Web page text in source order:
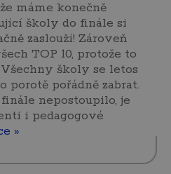
máme konečně
školy do finále si
zaslouží! Zároveň
TOP 10, protože to
školy se letos
porotě pořádně zabrat.
nepostoupilo, je
i pedagogové
»